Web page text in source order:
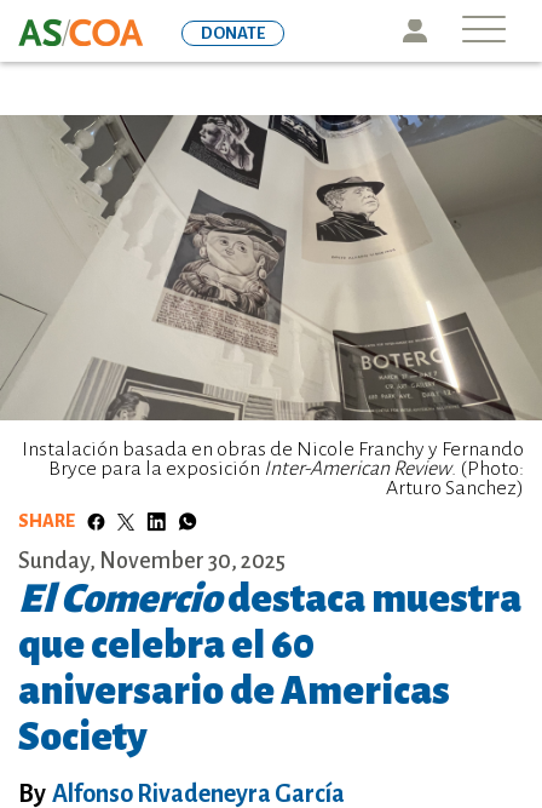
to
Icon
DONATE
Instalación basada en obras de Nicole Franchy y Fernando
Bryce para la exposición Inter-American Review. (Photo:
Arturo Sanchez)
SHARE
Sunday, November 30, 2025
El Comerciodestaca muestra
que celebra el 60
aniversario de Americas
Society
By Alfonso Rivadeneyra García